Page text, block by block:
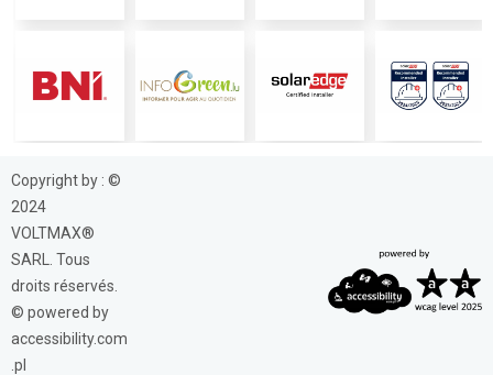
Copyright by : ©
2024
VOLTMAX®
SARL. Tous
droits réservés.
© powered by
accessibility.com
.pl